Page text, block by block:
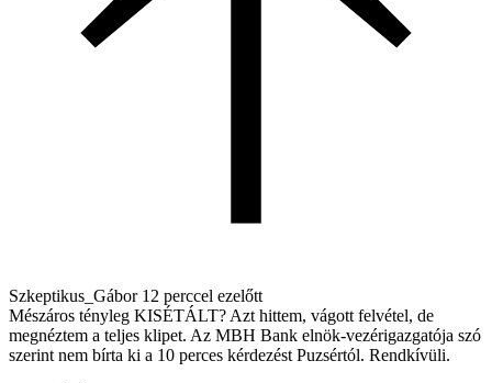
Szkeptikus_Gábor 12 perccel ezelőtt
Mészáros tényleg KISÉTÁLT? Azt hittem, vágott felvétel, de
megnéztem a teljes klipet. Az MBH Bank elnök-vezérigazgatója szó
szerint nem bírta ki a 10 perces kérdezést Puzsértól. Rendkívüli.